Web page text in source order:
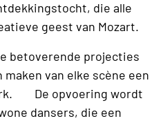
die alle
geest van Mozart.
betoverende projecties
van elke scène een
De opvoering wordt
dansers, die een